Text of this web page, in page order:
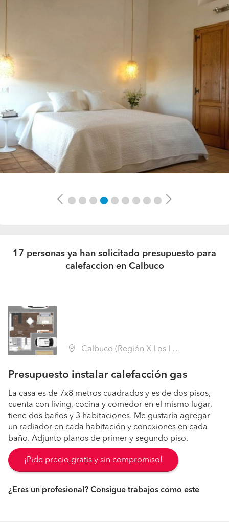
Previous Next
17 personas ya han solicitado presupuesto para
calefaccion en Calbuco
Calbuco (Región X Los Lagos - Llanquihue)
Presupuesto instalar calefacción gas
La casa es de 7x8 metros cuadrados y es de dos pisos,
cuenta con living, cocina y comedor en el mismo lugar,
tiene dos baños y 3 habitaciones. Me gustaría agregar
un radiador en cada habitación y conexiones en cada
baño. Adjunto planos de primer y segundo piso.
¡Pide precio gratis y sin compromiso!
¿Eres un profesional? Consigue trabajos como este